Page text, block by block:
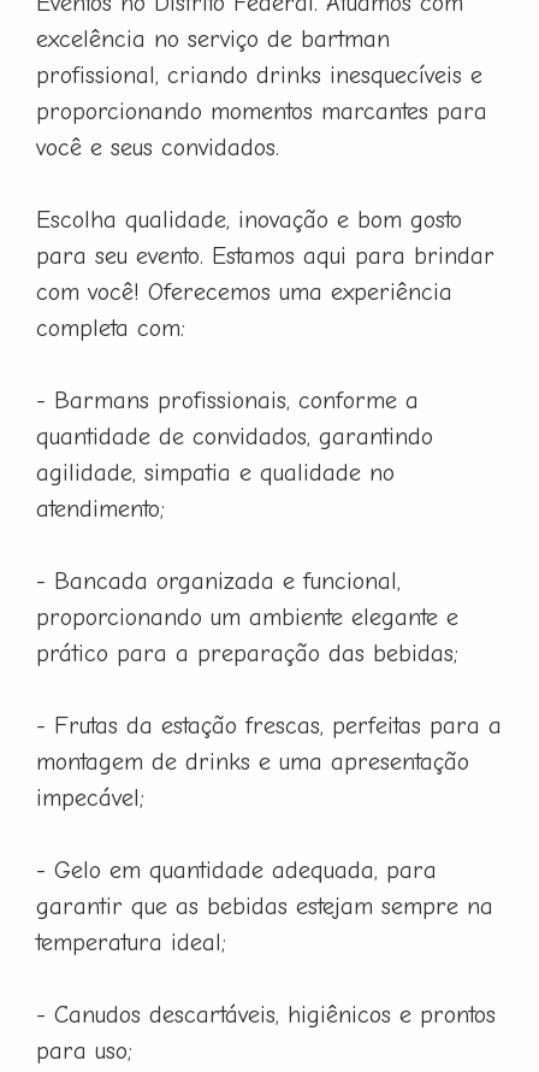
excelência no serviço de bartman
profissional, criando drinks inesquecíveis e
proporcionando momentos marcantes para
você e seus convidados.
Escolha qualidade, inovação e bom gosto
para seu evento. Estamos aqui para brindar
com você! Oferecemos uma experiência
completa com:
- Barmans profissionais, conforme a
quantidade de convidados, garantindo
agilidade, simpatia e qualidade no
atendimento;
- Bancada organizada e funcional,
proporcionando um ambiente elegante e
prático para a preparação das bebidas;
- Frutas da estação frescas, perfeitas para a
montagem de drinks e uma apresentação
impecável;
- Gelo em quantidade adequada, para
garantir que as bebidas estejam sempre na
temperatura ideal;
- Canudos descartáveis, higiênicos e prontos
para uso;